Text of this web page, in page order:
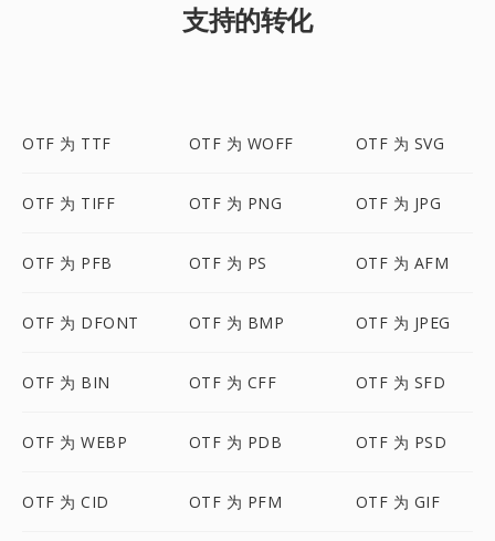
支持的转化
OTF 为 TTF OTF 为 WOFF OTF 为 SVG
OTF 为 TIFF OTF 为 PNG OTF 为 JPG
OTF 为 PFB OTF 为 PS OTF 为 AFM
OTF 为 DFONT OTF 为 BMP OTF 为 JPEG
OTF 为 BIN OTF 为 CFF OTF 为 SFD
OTF 为 WEBP OTF 为 PDB OTF 为 PSD
OTF 为 CID OTF 为 PFM OTF 为 GIF